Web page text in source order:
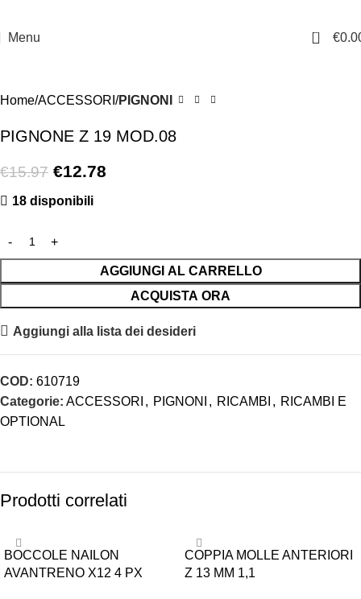
Menu 0 €
Home ACCESSORI PIGNONI
PIGNONE Z 19 MOD.08
€15.97 €12.78
18 disponibili
AGGIUNGI AL CARRELLO
ACQUISTA ORA
Aggiungi alla lista dei desideri
COD: 610719
Categorie: ACCESSORI , PIGNONI , RICAMBI , RICAMBI E
OPTIONAL
Prodotti correlati
BOCCOLE NAILON
AVANTRENO X12 4 PX
-10%
COPPIA MOLLE ANTERIORI
Z 13 MM 1,1